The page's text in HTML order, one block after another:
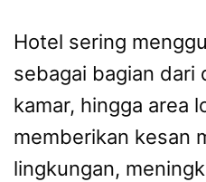
Hotel sering
sebagai bagian dari
kamar, hingga area
memberikan kesan
lingkungan,